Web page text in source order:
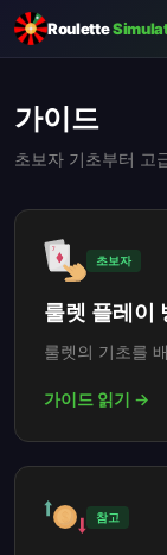
Roulette
가이드
초보자 기초부터 고
초보자
룰렛 플레이
룰렛의 기초를
가이드 읽기 →
참고